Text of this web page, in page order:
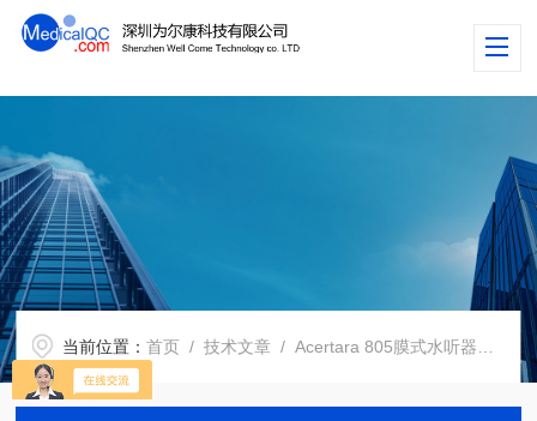
当前位置：首页 /技术文章 / Acertara 805膜式水听器工作原理